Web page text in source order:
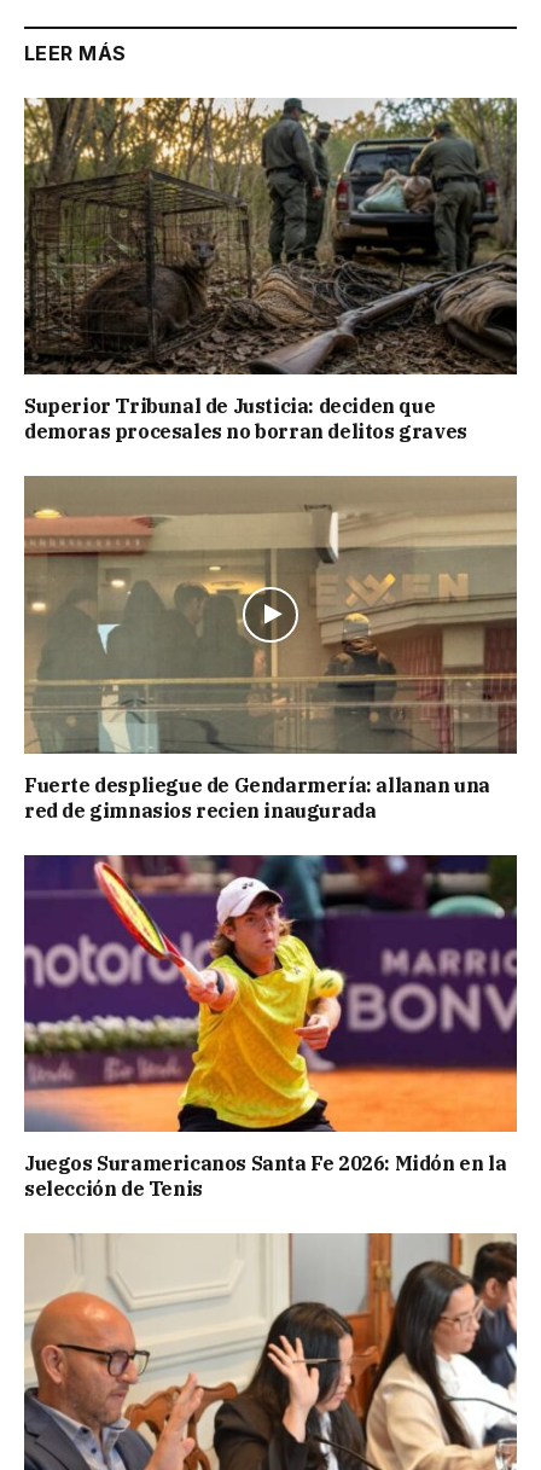
LEER MÁS
Superior Tribunal de Justicia: deciden que
demoras procesales no borran delitos graves
Fuerte despliegue de Gendarmería: allanan una
red de gimnasios recien inaugurada
Juegos Suramericanos Santa Fe 2026: Midón en la
selección de Tenis